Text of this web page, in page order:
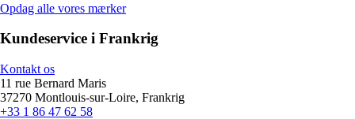
Opdag alle vores mærker
Kundeservice i Frankrig
Kontakt os
11 rue Bernard Maris
37270 Montlouis-sur-Loire, Frankrig
+33 1 86 47 62 58